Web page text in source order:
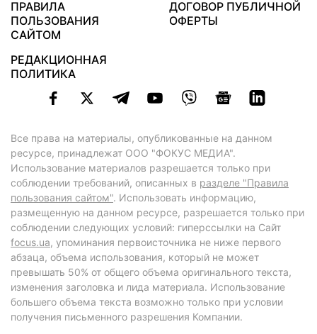
ПРАВИЛА
ПОЛЬЗОВАНИЯ
САЙТОМ
ДОГОВОР ПУБЛИЧНОЙ
ОФЕРТЫ
РЕДАКЦИОННАЯ
ПОЛИТИКА
Все права на материалы, опубликованные на данном
ресурсе, принадлежат ООО "ФОКУС МЕДИА".
Использование материалов разрешается только при
соблюдении требований, описанных в разделе "Правила
пользования сайтом". Использовать информацию,
размещенную на данном ресурсе, разрешается только при
соблюдении следующих условий: гиперссылки на Сайт
focus.ua, упоминания первоисточника не ниже первого
абзаца, объема использования, который не может
превышать 50% от общего объема оригинального текста,
изменения заголовка и лида материала. Использование
большего объема текста возможно только при условии
получения письменного разрешения Компании.